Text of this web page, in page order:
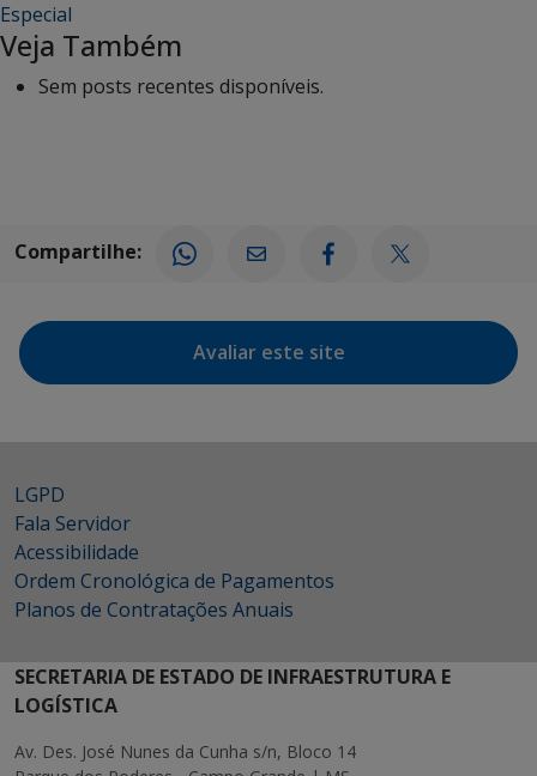
Especial
Veja Também
Sem posts recentes disponíveis.
Compartilhe:
Avaliar este site
LGPD
Fala Servidor
Acessibilidade
Ordem Cronológica de Pagamentos
Planos de Contratações Anuais
SECRETARIA DE ESTADO DE INFRAESTRUTURA E
LOGÍSTICA
Av. Des. José Nunes da Cunha s/n, Bloco 14